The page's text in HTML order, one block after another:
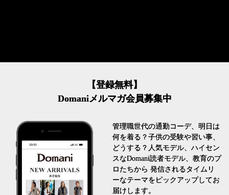
【登録無料】
Domaniメルマガ会員募集中
管理職世代の通勤コーデ、明日は
何を着る？子供の受験や習い事、
どうする？人気モデル、ハイセン
スなDomani読者モデル、教育のプ
ロたちから 発信されるタイムリ
ーなテーマをピックアップしてお
届けします。